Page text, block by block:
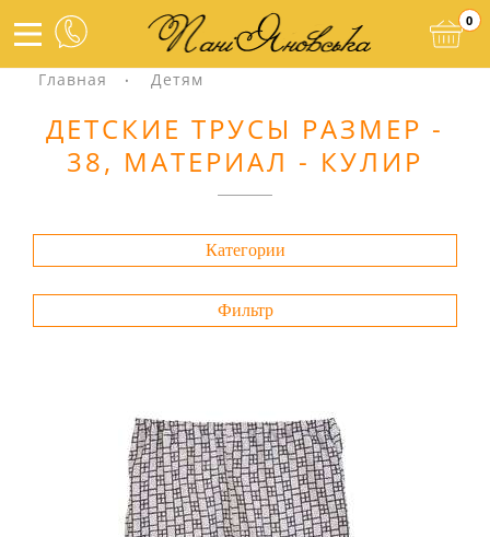
0
Главная Детям
ДЕТСКИЕ ТРУСЫ РАЗМЕР -
38, МАТЕРИАЛ - КУЛИР
Категории
Фильтр